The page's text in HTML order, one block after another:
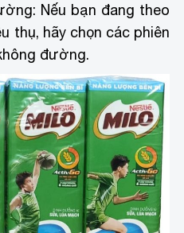
Nếu bạn đang theo
thụ, hãy chọn các phiên
đường.